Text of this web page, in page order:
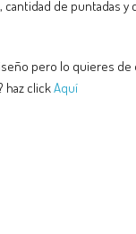
cantidad de puntadas y
pero lo quieres de
haz clickAquí